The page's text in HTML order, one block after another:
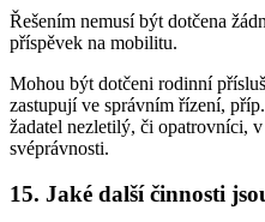
Řešením nemusí být dotčena
příspěvek na mobilitu.
Mohou být dotčeni rodinní
zastupují ve správním řízení,
žadatel nezletilý, či opatrovníci,
svéprávnosti.
15. Jaké další činnosti